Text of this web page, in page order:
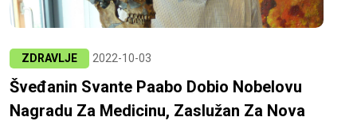
ZDRAVLJE 2022-10-03
Šveđanin Svante Paabo Dobio Nobelovu
Nagradu Za Medicinu, Zaslužan Za Nova